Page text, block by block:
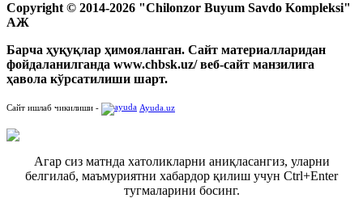
Copyright © 2014-2026 "Chilonzor Buyum Savdo Kompleksi"
АЖ
Барча ҳуқуқлар ҳимояланган. Сайт материалларидан
фойдаланилганда www.chbsk.uz/ веб-сайт манзилига
ҳавола кўрсатилиши шарт.
Сайт ишлаб чикилиши - Ayuda.uz
Агар сиз матнда хатоликларни аниқласангиз, уларни
белгилаб, маъмуриятни хабардор қилиш учун Ctrl+Enter
тугмаларини босинг.